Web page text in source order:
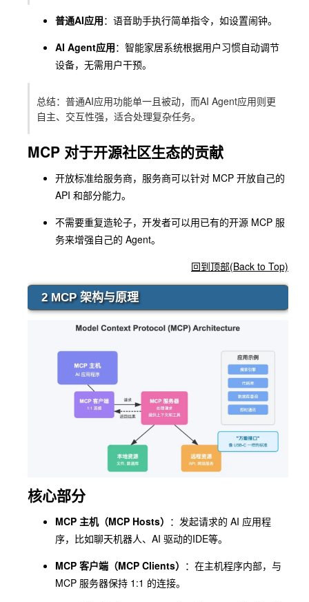
普通AI应用：语音助手执行简单指令，如设置闹钟。
AI Agent应用：智能家居系统根据用户习惯自动调节
设备，无需用户干预。
总结：普通AI应用功能单一且被动，而AI Agent应用则更
自主、交互性强，适合处理复杂任务。
MCP 对于开源社区生态的贡献
开放标准给服务商，服务商可以针对 MCP 开放自己的
API 和部分能力。
不需要重复造轮子，开发者可以用已有的开源 MCP 服
务来增强自己的 Agent。
回到顶部(Back to Top)
2 MCP 架构与原理
核心部分
MCP 主机（MCP Hosts） ：发起请求的 AI 应用程
序，比如聊天机器人、AI 驱动的IDE等。
MCP 客户端（MCP Clients） ：在主机程序内部，与
MCP 服务器保持 1:1 的连接。